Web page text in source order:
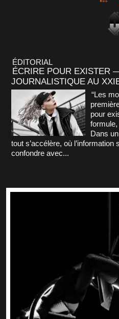
ÉDITORIAL
ÉCRIRE POUR EXISTER
JOURNALISTIQUE AU
“Les
pour
Dans
tout s’accélère, où l’information
confondre avec...